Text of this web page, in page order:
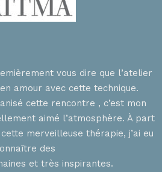
vous dire que l’atelier
amour avec cette technique.
cette rencontre , c’est mon
aimé l’atmosphère. À part
merveilleuse thérapie, j’ai eu
des
et très inspirantes.